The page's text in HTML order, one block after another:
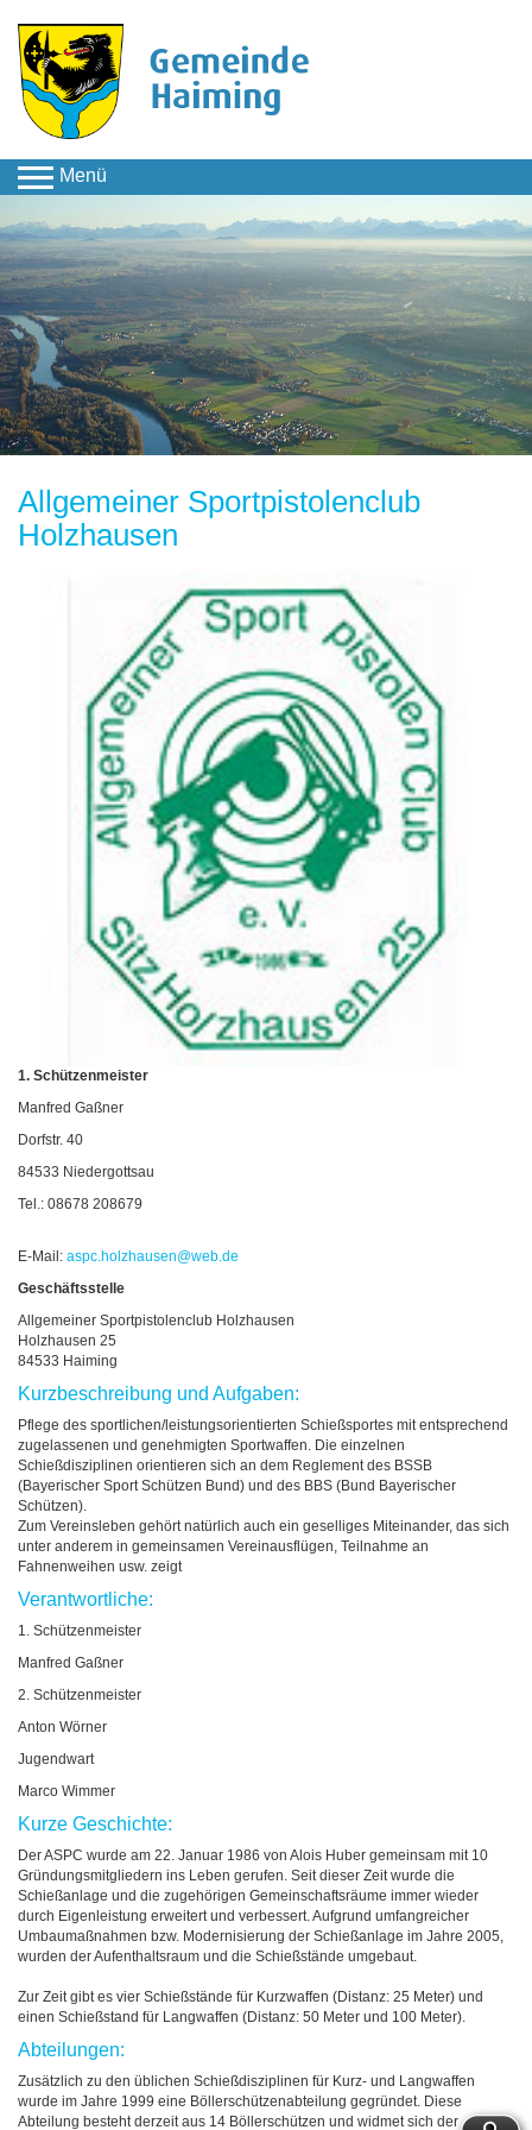
Menü
Sportpistolenclub Holzhausen
Allgemeiner Sportpistolenclub
Holzhausen
1. Schützenmeister
Manfred Gaßner
Dorfstr. 40
84533 Niedergottsau
Tel.: 08678 208679
E-Mail: aspc.holzhausen@web.de
Geschäftsstelle
Allgemeiner Sportpistolenclub Holzhausen
Holzhausen 25
84533 Haiming
Kurzbeschreibung und Aufgaben:
Pflege des sportlichen/leistungsorientierten Schießsportes mit entsprechend
zugelassenen und genehmigten Sportwaffen. Die einzelnen
Schießdisziplinen orientieren sich an dem Reglement des BSSB
(Bayerischer Sport Schützen Bund) und des BBS (Bund Bayerischer
Schützen).
Zum Vereinsleben gehört natürlich auch ein geselliges Miteinander, das sich
unter anderem in gemeinsamen Vereinausflügen, Teilnahme an
Fahnenweihen usw. zeigt
Verantwortliche:
1. Schützenmeister
Manfred Gaßner
2. Schützenmeister
Anton Wörner
Jugendwart
Marco Wimmer
Kurze Geschichte:
Der ASPC wurde am 22. Januar 1986 von Alois Huber gemeinsam mit 10
Gründungsmitgliedern ins Leben gerufen. Seit dieser Zeit wurde die
Schießanlage und die zugehörigen Gemeinschaftsräume immer wieder
durch Eigenleistung erweitert und verbessert. Aufgrund umfangreicher
Umbaumaßnahmen bzw. Modernisierung der Schießanlage im Jahre 2005,
wurden der Aufenthaltsraum und die Schießstände umgebaut.
Zur Zeit gibt es vier Schießstände für Kurzwaffen (Distanz: 25 Meter) und
einen Schießstand für Langwaffen (Distanz: 50 Meter und 100 Meter).
Abteilungen:
Zusätzlich zu den üblichen Schießdisziplinen für Kurz- und Langwaffen
wurde im Jahre 1999 eine Böllerschützenabteilung gegründet. Diese
Abteilung besteht derzeit aus 14 Böllerschützen und widmet sich der